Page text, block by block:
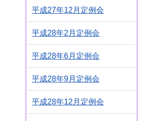
平成27年12月定例会
平成28年2月定例会
平成28年6月定例会
平成28年9月定例会
平成28年12月定例会